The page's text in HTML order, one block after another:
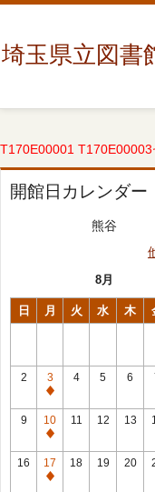
埼玉県立図書
T170E00001
開館日カレンダー
熊谷
8月
日 月 火 水 木
2
3
休
館
日
4 5 6
9
10
休
館
日
11 12 13
16
17
休
18 19 20